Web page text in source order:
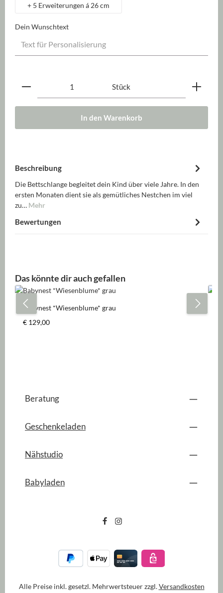
+ 5 Erweiterungen á 26 cm
Dein Wunschtext
Produkt Anzahl: Gib den gewünschten Wert ein
Stück
In den Warenkorb
Beschreibung
Die Bettschlange begleitet dein Kind über viele Jahre. In den
ersten Monaten dient sie als gemütliches Nestchen im viel
zu… Mehr
Bewertungen
Produktgalerie überspringen
Das könnte dir auch gefallen
Babynest *Wiesenblume* grau
Regulärer Preis:
€ 129,00
Beratung
Geschenkeladen
Nähstudio
Babyladen
Alle Preise inkl. gesetzl. Mehrwertsteuer zzgl.Versandkosten